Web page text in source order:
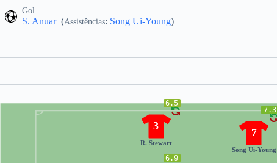
Gol
S. Anuar (Assistências: Song Ui-Young)
6.5
3
R. Stewart
6.9
7.3
7
Song Ui-Young